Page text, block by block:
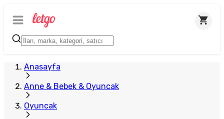
Anasayfa
Anne & Bebek & Oyuncak
Oyuncak